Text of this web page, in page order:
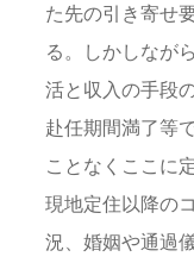
た先の引き寄せ
る。しかしなが
活と収入の手段
赴任期間満了等
ことなくここに
現地定住以降の
況、婚姻や通過